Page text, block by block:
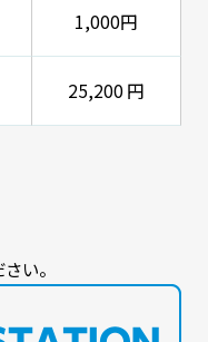
1,000円
25,200 円
い。